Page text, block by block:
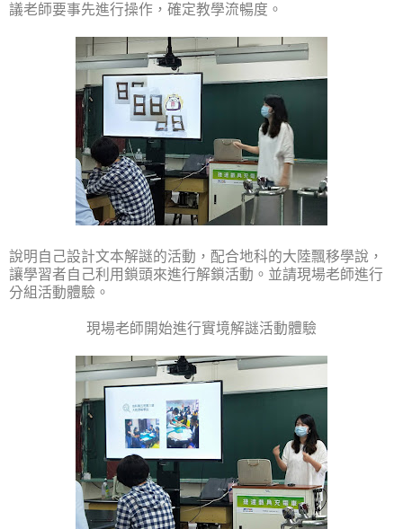
議老師要事先進行操作，確定教學流暢度。
說明自己設計文本解謎的活動，配合地科的大陸飄移學說，
讓學習者自己利用鎖頭來進行解鎖活動。並請現場老師進行
分組活動體驗。
現場老師開始進行實境解謎活動體驗